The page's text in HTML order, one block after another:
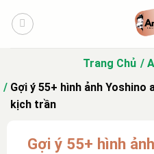
qua
Trang Chủ
Gợi ý 55+ hình ảnh
kịch trần
Gợi ý 55+ hình